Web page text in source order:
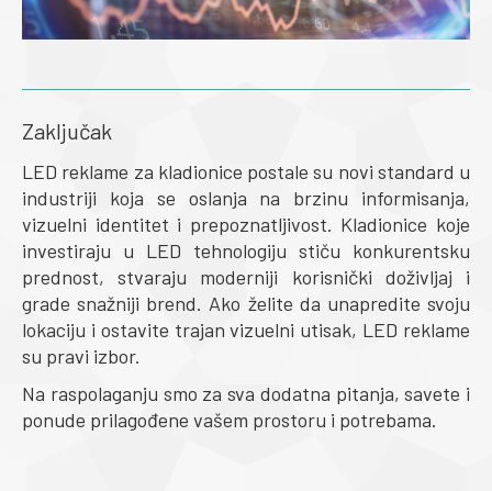
Zaključak
LED reklame za kladionice postale su novi standard u
industriji koja se oslanja na brzinu informisanja,
vizuelni identitet i prepoznatljivost. Kladionice koje
investiraju u LED tehnologiju stiču konkurentsku
prednost, stvaraju moderniji korisnički doživljaj i
grade snažniji brend. Ako želite da unapredite svoju
lokaciju i ostavite trajan vizuelni utisak, LED reklame
su pravi izbor.
Na raspolaganju smo za sva dodatna pitanja, savete i
ponude prilagođene vašem prostoru i potrebama.